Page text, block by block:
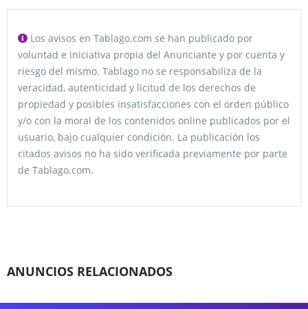
Los avisos en Tablago.com se han publicado por
voluntad e iniciativa propia del Anunciante y por cuenta y
riesgo del mismo. Tablago no se responsabiliza de la
veracidad, autenticidad y licitud de los derechos de
propiedad y posibles insatisfacciones con el orden público
y/o con la moral de los contenidos online publicados por el
usuario, bajo cualquier condición. La publicación los
citados avisos no ha sido verificada previamente por parte
de Tablago.com.
ANUNCIOS RELACIONADOS